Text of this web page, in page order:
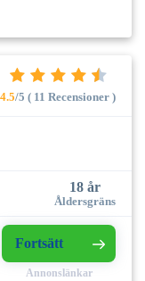
4.5/5 ( 11 Recensioner )
18 år
Åldersgräns
Fortsätt
Annonslänkar